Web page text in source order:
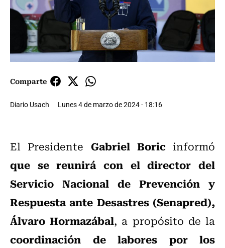
Comparte
Diario Usach Lunes 4 de marzo de 2024 - 18:16
El Presidente Gabriel Boricinformó
que se reunirá con el director del
Servicio Nacional de Prevención y
Respuesta ante Desastres (Senapred),
Álvaro Hormazábal, a propósito de la
coordinación de labores por los